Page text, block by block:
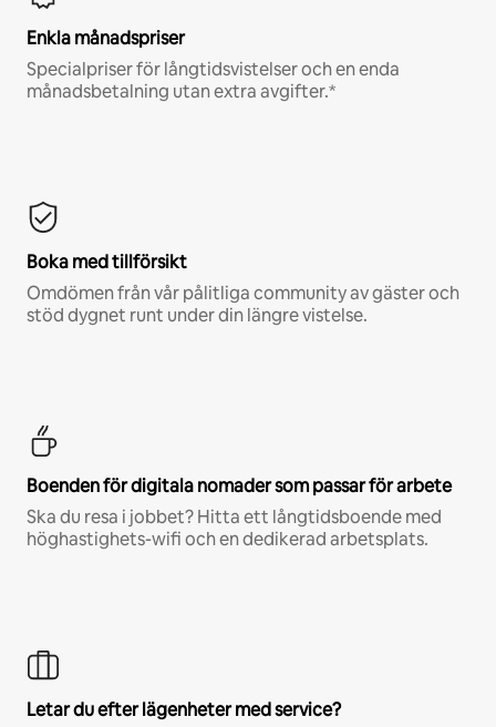
Enkla månadspriser
Specialpriser för långtidsvistelser och en enda
månadsbetalning utan extra avgifter.*
Boka med tillförsikt
Omdömen från vår pålitliga community av gäster och
stöd dygnet runt under din längre vistelse.
Boenden för digitala nomader som passar för arbete
Ska du resa i jobbet? Hitta ett långtidsboende med
höghastighets-wifi och en dedikerad arbetsplats.
Letar du efter lägenheter med service?